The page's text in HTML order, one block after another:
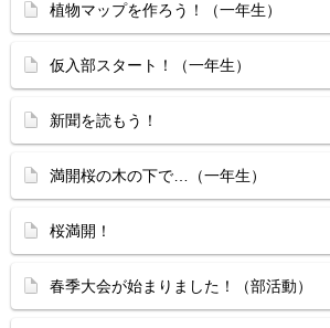
植物マップを作ろう！（一年生）
仮入部スタート！（一年生）
新聞を読もう！
満開桜の木の下で…（一年生）
桜満開！
春季大会が始まりました！（部活動）